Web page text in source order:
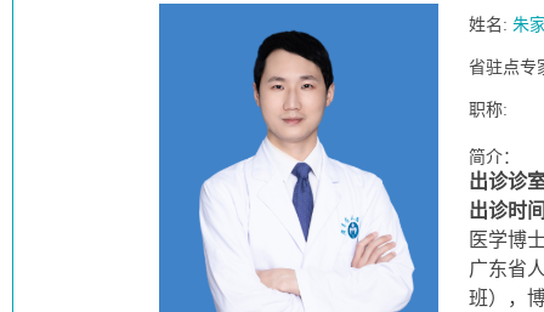
姓名: 朱
省驻点专
职称:
简介：
出诊诊
出诊时
医学博
广东省
班），